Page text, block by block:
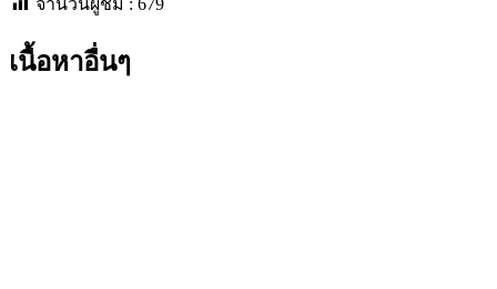
เนื้อหาอื่นๆ